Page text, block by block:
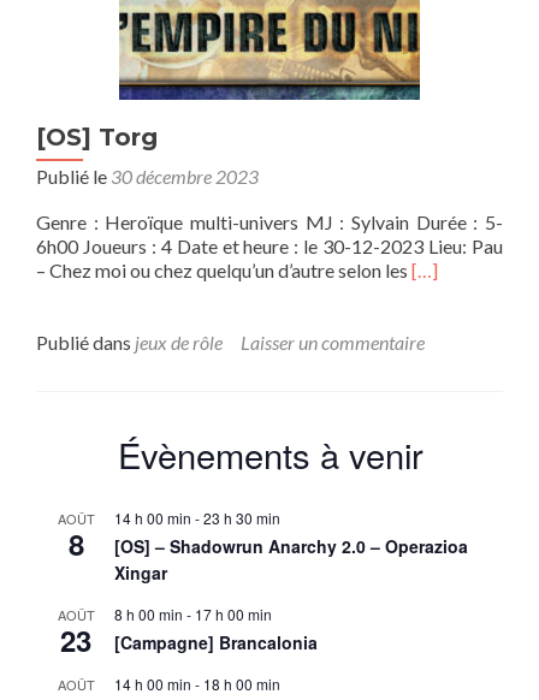
[OS] Torg
Publié le 30 décembre 2023
Genre : Heroïque multi-univers MJ : Sylvain Durée : 5-
6h00 Joueurs : 4 Date et heure : le 30-12-2023 Lieu: Pau
– Chez moi ou chez quelqu’un d’autre selon les En
sur[OS]
[…]
Publié dans jeux de rôle Laisser un commentaire
Évènements à venir
AOÛT
8
14 h 00 min -23 h 30 min
[OS] – Shadowrun Anarchy 2.0 – Operazioa
Xingar
AOÛT
23
8 h 00 min - 17 h 00 min
[Campagne] Brancalonia
AOÛT 14 h 00 min - 18 h 00 min